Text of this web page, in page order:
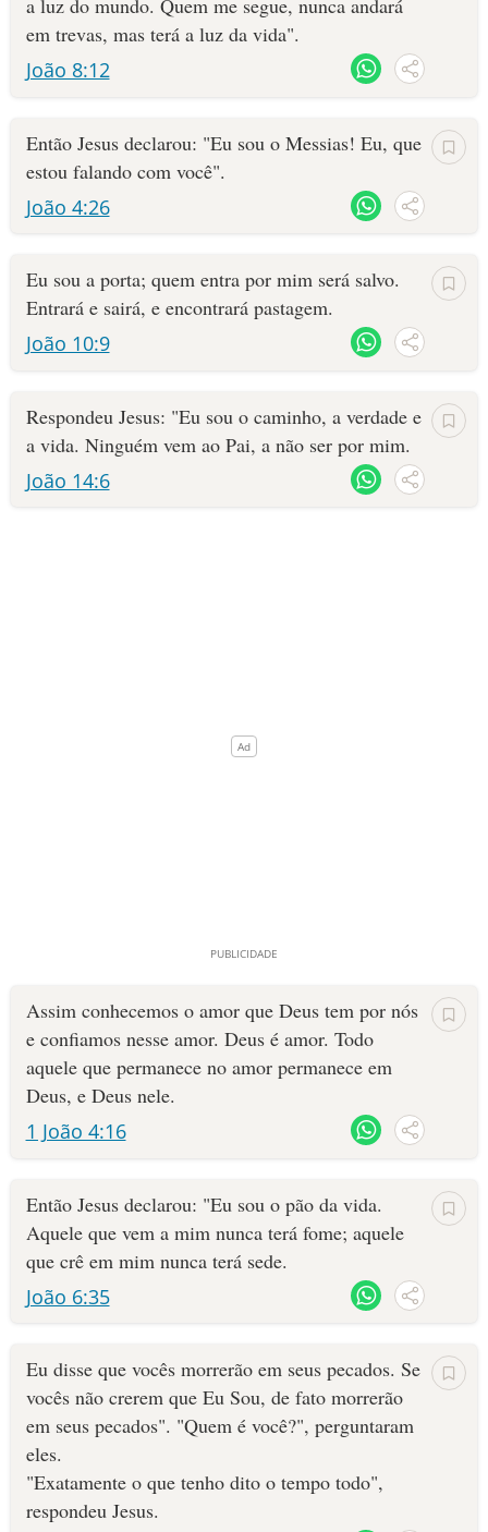
a luz do mundo. Quem me segue, nunca andará
em trevas, mas terá a luz da vida".
João 8:12
Então Jesus declarou: "Eu sou o Messias! Eu, que
estou falando com você".
João 4:26
Eu sou a porta; quem entra por mim será salvo.
Entrará e sairá, e encontrará pastagem.
João 10:9
Respondeu Jesus: "Eu sou o caminho, a verdade e
a vida. Ninguém vem ao Pai, a não ser por mim.
João 14:6
Assim conhecemos o amor que Deus tem por nós
e confiamos nesse amor. Deus é amor. Todo
aquele que permanece no amor permanece em
Deus, e Deus nele.
1 João 4:16
Então Jesus declarou: "Eu sou o pão da vida.
Aquele que vem a mim nunca terá fome; aquele
que crê em mim nunca terá sede.
João 6:35
Eu disse que vocês morrerão em seus pecados. Se
vocês não crerem que Eu Sou, de fato morrerão
em seus pecados". "Quem é você?", perguntaram
eles.
"Exatamente o que tenho dito o tempo todo",
respondeu Jesus.